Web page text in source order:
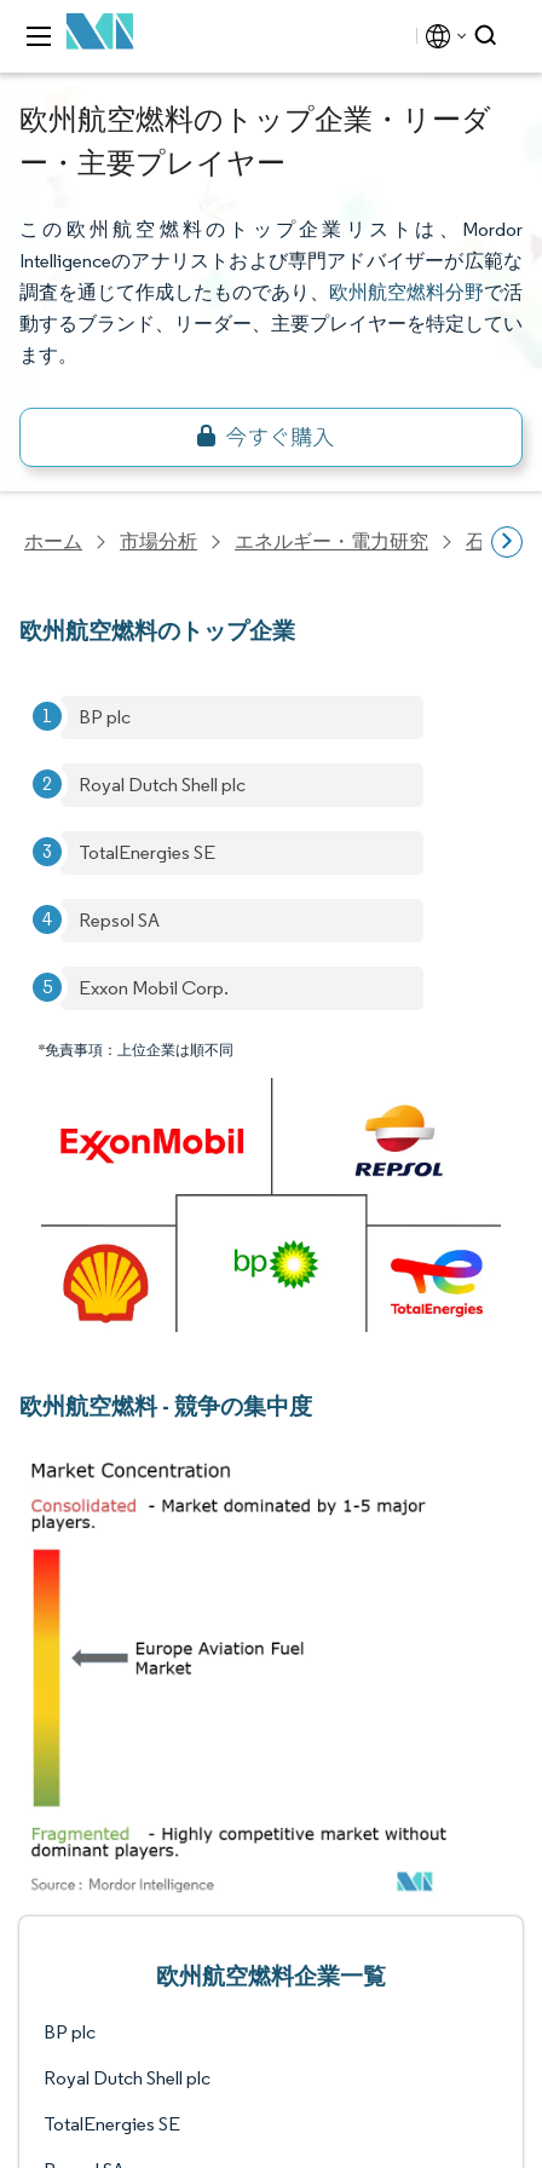
欧州航空燃料のトップ企業・リーダ
ー・主要プレイヤー
この欧州航空燃料のトップ企業リストは、Mordor
Intelligenceのアナリストおよび専門アドバイザーが広範な
調査を通じて作成したものであり、 欧州航空燃料分野で活
動するブランド、リーダー、主要プレイヤーを特定してい
ます。
ホーム 市場分析 エネルギー・電力研究 石油・
欧州航空燃料のトップ企業
BP plc
Royal Dutch Shell plc
TotalEnergies SE
Repsol SA
Exxon Mobil Corp.
*免責事項：上位企業は順不同
欧州航空燃料 - 競争の集中度
欧州航空燃料企業一覧
BP plc
Royal Dutch Shell plc
TotalEnergies SE